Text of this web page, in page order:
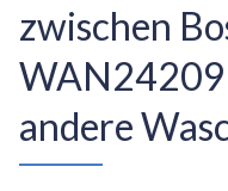
zwischen
andere